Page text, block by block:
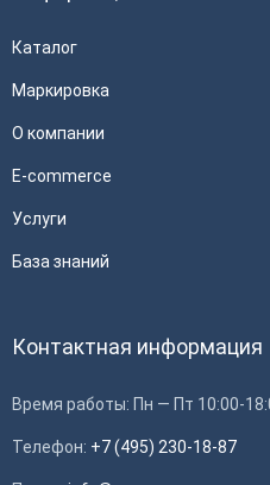
Каталог
Маркировка
О компании
E-commerce
Услуги
База знаний
Контактная информация
Время работы: Пн — Пт 10:00-
Телефон: +7 (495) 230-18-87